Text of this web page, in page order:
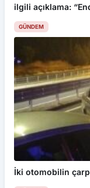
ilgili açıklama:
yeniden trafiğe
GÜNDEM
İki otomobilin